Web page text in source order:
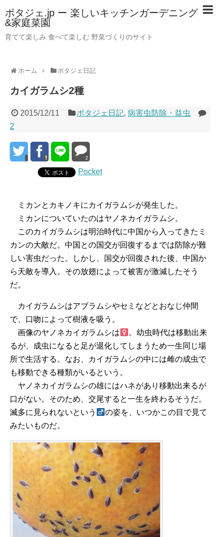
ポタジェ.jp ー 楽しいキッチンガーデニング
&家庭菜園
育てて楽しみ 食べて楽しむ 野菜づくりのサイト
ホーム ポタジェ日記
カイガラムシ2種
2015/12/11 ポタジェ日記,病害虫防除・益虫
2
2
Pocket
ミカンとカキノキにカイガラムシが発生した。
ミカンについていたのはヤノネカイガラムシ。
このカイガラムシは明治時代に中国から入ってきたミ
カンの大敵だ。中国との国交が回復するまでは防除が難
しい害虫だった。しかし、国交が回復された後、中国か
ら天敵を導入。その放翅によって被害が激減したそう
だ。
カイガラムシはアブラムシやセミなどとおなじ仲間
で、口吻によって樹液を吸う。
画像のヤノネカイガラムシは
。幼虫時代は移動出来
るが、成虫になると足が退化してしまうため一生同じ場
所で生活する。なお、カイガラムシの中には雌の成虫で
も移動できる種類がいるという。
ヤノネカイガラムシの雄にはハネがあり移動出来るが
口がない。そのため、交尾すると一生を終わるそうだ。
滅多に見られないという
の姿を、いつかこの目で見て
みたいものだ。